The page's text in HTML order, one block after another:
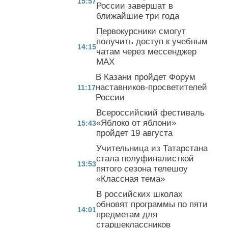
России завершат в
ближайшие три года
14:15
Первокурсники смогут
получить доступ к учебным
чатам через мессенджер
MAX
11:17
В Казани пройдет Форум
наставников-просветителей
России
15:43
Всероссийский фестиваль
«Яблоко от яблони»
пройдет 19 августа
13:53
Учительница из Татарстана
стала полуфиналисткой
пятого сезона телешоу
«Классная тема»
14:01
В российских школах
обновят программы по пяти
предметам для
старшеклассников